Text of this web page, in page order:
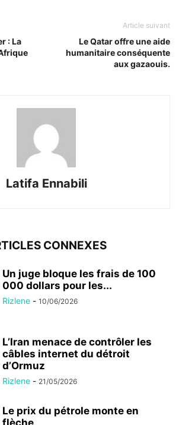
: La
Article suivant
Le Qatar offre une aide
humanitaire conséquente
aux gazaouis.
Latifa Ennabili
CONNEXES
Un juge bloque les frais de 100
000 dollars pour les...
Rizlene - 10/06/2026
L’Iran menace de contrôler les
câbles internet du détroit
d’Ormuz
Rizlene - 21/05/2026
Le prix du pétrole monte en
flèche